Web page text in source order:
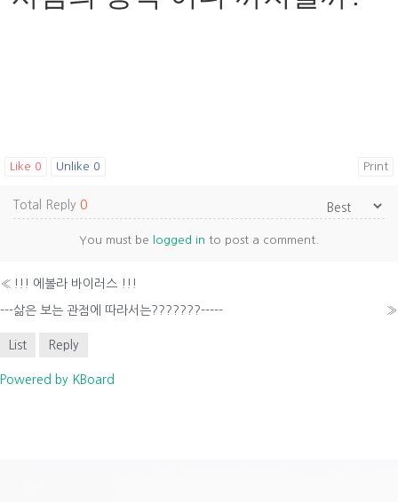
Like 0 Unlike 0 Print
Total Reply 0
You must be logged in to post a comment.
« !!! 에볼라 바이러스 !!!
---삶은 보는 관점에 따라서는???????----- »
List Reply
Powered by KBoard